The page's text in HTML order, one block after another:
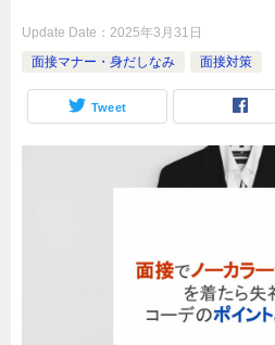
Update Date： 2025年3月31日
面接マナー・身だしなみ
面接対策
Tweet